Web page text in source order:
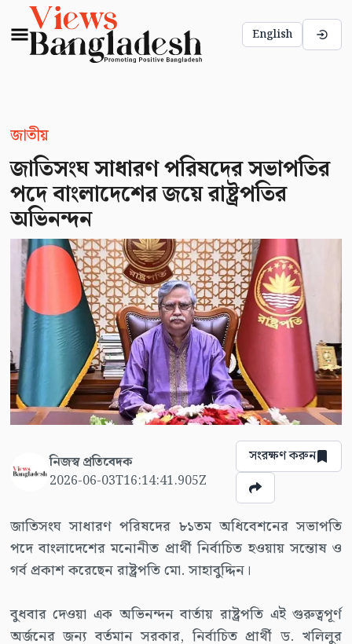
English
জাতীয়
জাতিসংঘ সাধারণ পরিষদের সভাপতির
পদে বাংলাদেশের জয়ে রাষ্ট্রপতির
অভিনন্দন
নিজস্ব প্রতিবেদক
2026-06-03T16:14:41.905Z
সংরক্ষণ করুন
জাতিসংঘ সাধারণ পরিষদের ৮১তম অধিবেশনের সভাপতি
পদে বাংলাদেশের মনোনীত প্রার্থী নির্বাচিত হওয়ায় সন্তোষ ও
গর্ব প্রকাশ করেছেন রাষ্ট্রপতি মো. সাহাবুদ্দিন।
বুধবার দেওয়া এক অভিনন্দন বার্তায় রাষ্ট্রপতি এই গুরুত্বপূর্ণ
অর্জনের জন্য বর্তমান সরকার, নির্বাচিত প্রার্থী ড. খলিলুর